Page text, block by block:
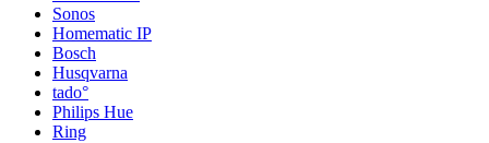
Sonos
Homematic IP
Bosch
Husqvarna
tado°
Philips Hue
Ring